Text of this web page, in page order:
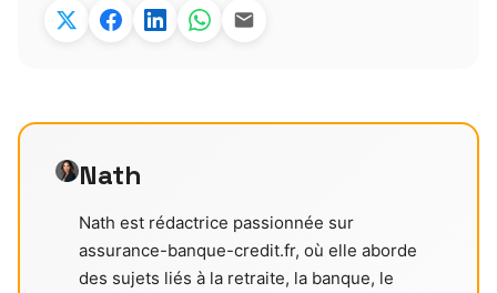
Nath
Nath est rédactrice passionnée sur
assurance-banque-credit.fr, où elle aborde
des sujets liés à la retraite, la banque, le